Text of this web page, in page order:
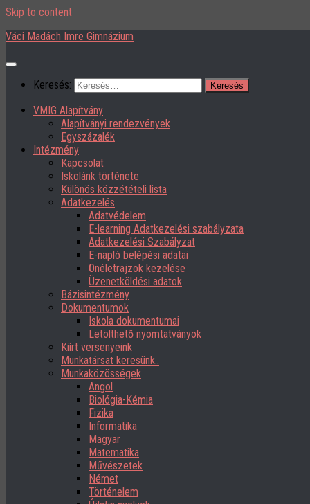
Skip to content
Váci Madách Imre Gimnázium
Keresés:
VMIG Alapítvány
Alapítványi rendezvények
Egyszázalék
Intézmény
Kapcsolat
Iskolánk története
Különös közzétételi lista
Adatkezelés
Adatvédelem
E-learning Adatkezelési szabályzata
Adatkezelési Szabályzat
E-napló belépési adatai
Önéletrajzok kezelése
Üzenetköldési adatok
Bázisintézmény
Dokumentumok
Iskola dokumentumai
Letölthető nyomtatványok
Kiírt versenyeink
Munkatársat keresünk..
Munkaközösségek
Angol
Biológia-Kémia
Fizika
Informatika
Magyar
Matematika
Művészetek
Német
Történelem